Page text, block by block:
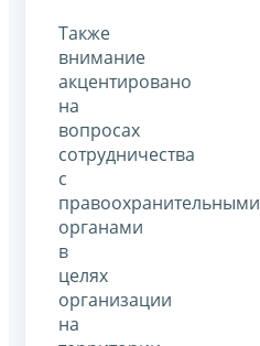
Также
внимание
акцентировано
на
вопросах
сотрудничества
с
правоохранительными
органами
в
целях
организации
на